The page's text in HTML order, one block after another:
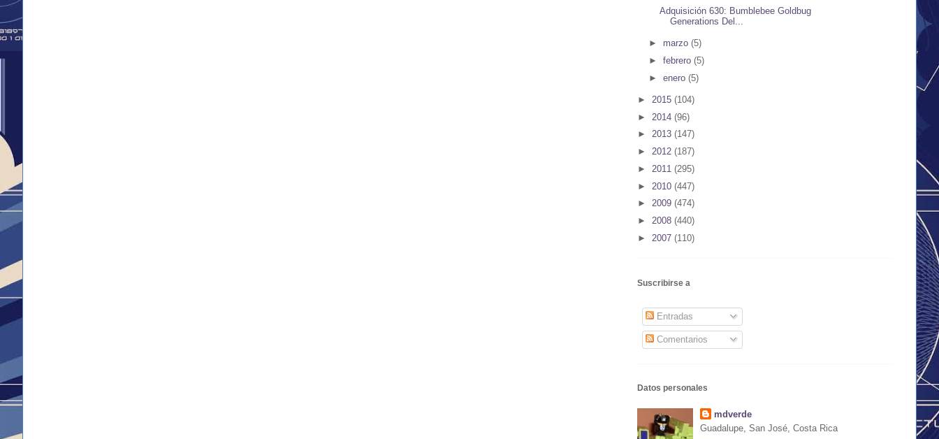
Adquisición 630: Bumblebee Goldbug
Generations Del...
► marzo (5)
► febrero (5)
► enero (5)
► 2015 (104)
► 2014 (96)
► 2013 (147)
► 2012 (187)
► 2011 (295)
► 2010 (447)
► 2009 (474)
► 2008 (440)
► 2007 (110)
Suscribirse a
Entradas
Comentarios
Datos personales
mdverde
Guadalupe, San José, Costa Rica